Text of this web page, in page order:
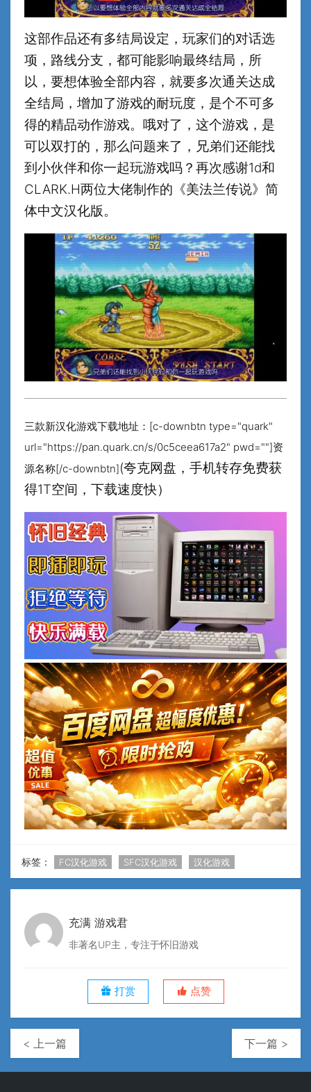
这部作品还有多结局设定，玩家们的对话选
项，路线分支，都可能影响最终结局，所
以，要想体验全部内容，就要多次通关达成
全结局，增加了游戏的耐玩度，是个不可多
得的精品动作游戏。哦对了，这个游戏，是
可以双打的，那么问题来了，兄弟们还能找
到小伙伴和你一起玩游戏吗？再次感谢1d和
CLARK.H两位大佬制作的《美法兰传说》简
体中文汉化版。
三款新汉化游戏下载地址：[c-downbtn type="quark"
url="https://pan.quark.cn/s/0c5ceea617a2" pwd=""]资
源名称[/c-downbtn](夸克网盘，手机转存免费获
得1T空间，下载速度快）
标签： FC汉化游戏 SFC汉化游戏 汉化游戏
充满 游戏君
非著名UP主，专注于怀旧游戏
打赏 点赞
< 上一篇 下一篇 >